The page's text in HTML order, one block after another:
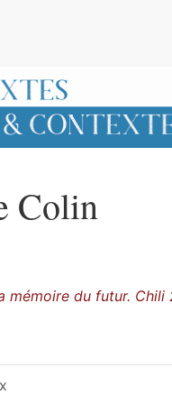
Colin
mémoire du futur. Chili